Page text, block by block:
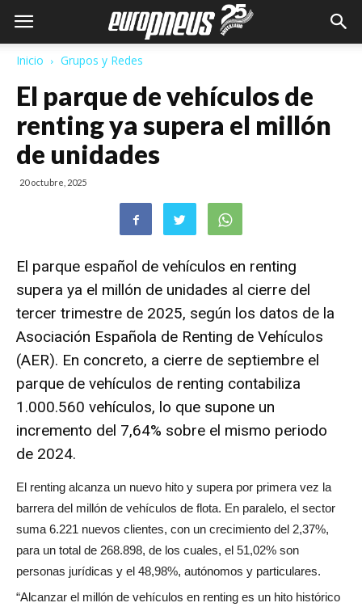
Inicio Grupos y Redes
El parque de vehículos de
renting ya supera el millón
de unidades
20 octubre, 2025
El parque español de vehículos en renting
supera ya el millón de unidades al cierre del
tercer trimestre de 2025, según los datos de la
Asociación Española de Renting de Vehículos
(AER). En concreto, a cierre de septiembre el
parque de vehículos de renting contabiliza
1.000.560 vehículos, lo que supone un
incremento del 7,64% sobre el mismo periodo
de 2024.
El renting alcanza un nuevo hito y supera por primera vez la
barrera del millón de vehículos de flota. En paralelo, el sector
suma 6.221 nuevos clientes, con un crecimiento del 2,37%,
para un total de 268.898, de los cuales, el 51,02% son
personas jurídicas y el 48,98%, autónomos y particulares.
“Alcanzar el millón de vehículos en renting es un hito histórico